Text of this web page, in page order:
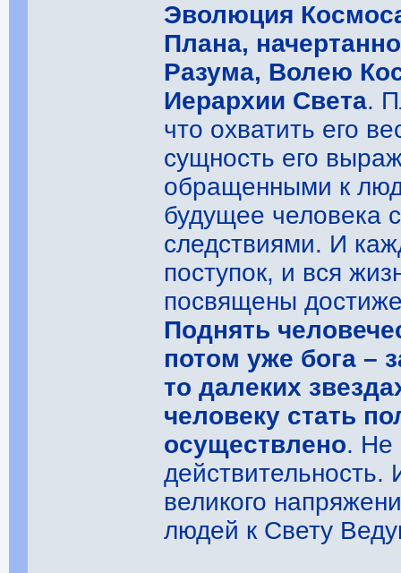
Эволюция
Плана,
Разума, Волею
Иерархии Света.
что охватить его
сущность его
обращенными к
будущее человека
следствиями. И
поступок, и вся
посвящены
Поднять
потом уже бога –
то далеких
человеку стать
осуществлено. Не
великого
людей к Свету